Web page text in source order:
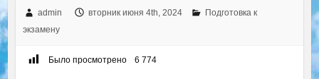
admin вторник июня 4th, 2024
Подготовка к
экзамену
Было просмотрено 6 774